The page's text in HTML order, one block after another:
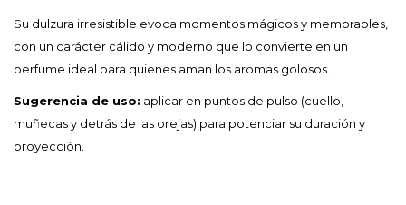
Su dulzura irresistible evoca momentos mágicos y memorables,
con un carácter cálido y moderno que lo convierte en un
perfume ideal para quienes aman los aromas golosos.
Sugerencia de uso: aplicar en puntos de pulso (cuello,
muñecas y detrás de las orejas) para potenciar su duración y
proyección.